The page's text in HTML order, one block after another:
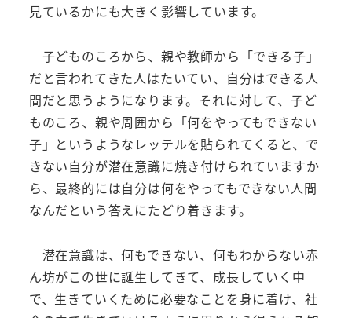
見ているかにも大きく影響しています。
子どものころから、親や教師から「できる子」
だと言われてきた人はたいてい、自分はできる人
間だと思うようになります。それに対して、子ど
ものころ、親や周囲から「何をやってもできない
子」というようなレッテルを貼られてくると、で
きない自分が潜在意識に焼き付けられていますか
ら、最終的には自分は何をやってもできない人間
なんだという答えにたどり着きます。
潜在意識は、何もできない、何もわからない赤
ん坊がこの世に誕生してきて、成長していく中
で、生きていくために必要なことを身に着け、社